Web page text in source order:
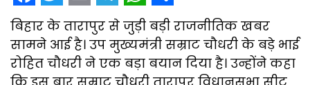
F
a
c
T
w
i
E
m
a
T
e
l
W
h
a
S
h
a
बिहार के तारापुर से जुड़ी बड़ी राजनीतिक खबर
सामने आई है। उप मुख्यमंत्री सम्राट चौधरी के बड़े भाई
रोहित चौधरी ने एक बड़ा बयान दिया है। उन्होंने कहा